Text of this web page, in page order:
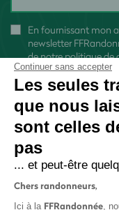
En fournissant mon
newsletter
denotre politique de
Continuer sans accepter
Les seules
que nous
sont celles
pas
... et peut-être
Chers randonneurs,
Ici à la FFRandonnée,